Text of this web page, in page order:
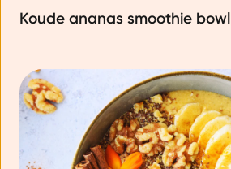
Koude ananas smoothie bowl